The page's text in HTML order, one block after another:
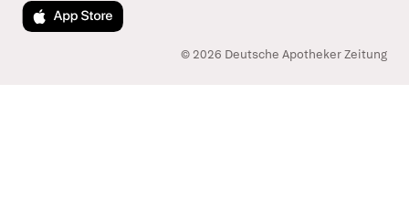
Laden im App Store
© 2026 Deutsche Apotheker Zeitung